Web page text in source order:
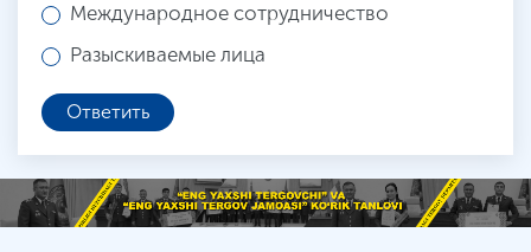
Международное сотрудничество
Разыскиваемые лица
Ответить